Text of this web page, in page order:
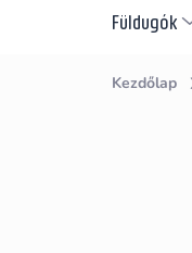
Füldugók
Kezdőlap